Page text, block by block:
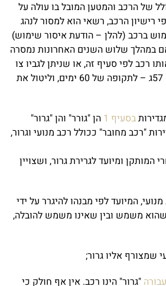
של הרכב והמטען המובל בו עולה על
רישיון הרכב, רשאי הוא למסור לנהג
ברכב (להלן – הודעת איסור שימוש)
30 ימים, ואם במהלך שלוש השנים האחרונות נמסרה
רכב לפי סעיף זה, או שניתן לגביו צו
איסור שימוש לפי סעיף 57ג – לתקופה של 60 ימים, וליטול את
בסעיף 1
הן "גורר" והן "גרור"
"רכב מחובר" ככולל רכב מנועי וגרור,
המותקן ומיועד לגרירת גרור, ושצויין
המיועד לפי מבנהו להיגרר על ידי
שהוא משמש ובין שאינו משמש להובלה,
שמצורף אליו גרור;
"גרור" הינו רכב. אין אף חולק כי